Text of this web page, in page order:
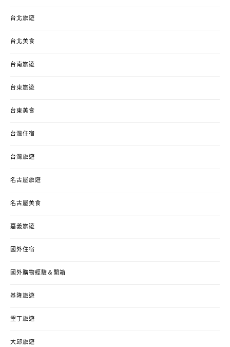
台北旅遊
台北美食
台南旅遊
台東旅遊
台東美食
台灣住宿
台灣旅遊
名古屋旅遊
名古屋美食
嘉義旅遊
國外住宿
國外購物經驗＆開箱
基隆旅遊
墾丁旅遊
大邱旅遊